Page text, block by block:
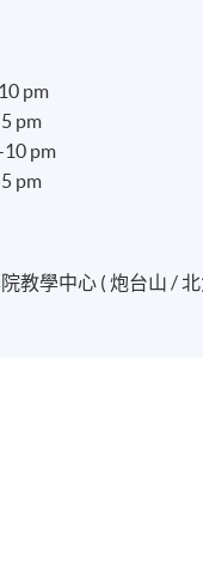
pm
pm
10 pm
pm
教學中心 ( 炮台山 /